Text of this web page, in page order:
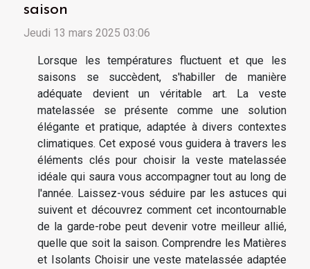
saison
Jeudi 13 mars 2025 03:06
Lorsque les températures fluctuent et que les
saisons se succèdent, s'habiller de manière
adéquate devient un véritable art. La veste
matelassée se présente comme une solution
élégante et pratique, adaptée à divers contextes
climatiques. Cet exposé vous guidera à travers les
éléments clés pour choisir la veste matelassée
idéale qui saura vous accompagner tout au long de
l'année. Laissez-vous séduire par les astuces qui
suivent et découvrez comment cet incontournable
de la garde-robe peut devenir votre meilleur allié,
quelle que soit la saison. Comprendre les Matières
et Isolants Choisir une veste matelassée adaptée